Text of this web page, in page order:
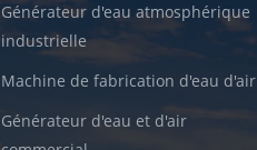
Générateur d'eau atmosphérique
industrielle
Machine de fabrication d'eau d'air
Générateur d'eau et d'air